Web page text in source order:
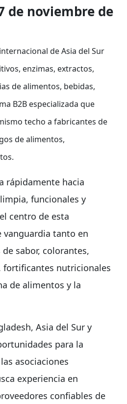
de noviembre de
de Asia del Sur
enzimas, extractos,
de alimentos, bebidas,
B2B especializada que
techo a fabricantes de
de alimentos,
rápidamente hacia
funcionales y
centro de esta
vanguardia tanto en
sabor, colorantes,
fortificantes nutricionales
de alimentos y la
Asia del Sur y
para la
asociaciones
experiencia en
confiables de